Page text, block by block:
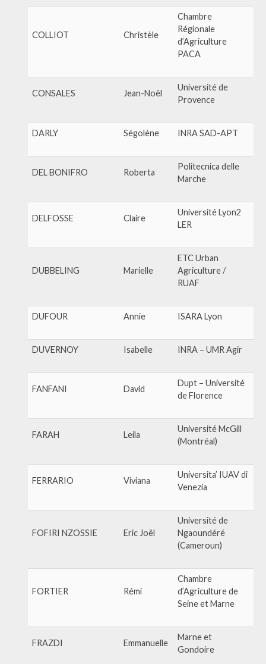
COLLIOT Christèle
Chambre
Régionale
d’Agriculture
PACA
CONSALES Jean-Noël
Université de
Provence
DARLY Ségolène INRA SAD-APT
DEL BONIFRO Roberta
Politecnica delle
Marche
DELFOSSE Claire
Université Lyon2
LER
DUBBELING Marielle
ETC Urban
Agriculture /
RUAF
DUFOUR Annie ISARA Lyon
DUVERNOY Isabelle INRA – UMR Agir
FANFANI David
Dupt – Université
de Florence
FARAH Leila
Université McGill
(Montréal)
FERRARIO Viviana
Universita’ IUAV di
Venezia
FOFIRI NZOSSIE Eric Joël
Université de
Ngaoundéré
(Cameroun)
FORTIER Rémi
Chambre
d’Agriculture de
Seine et Marne
FRAZDI Emmanuelle
Marne et
Gondoire